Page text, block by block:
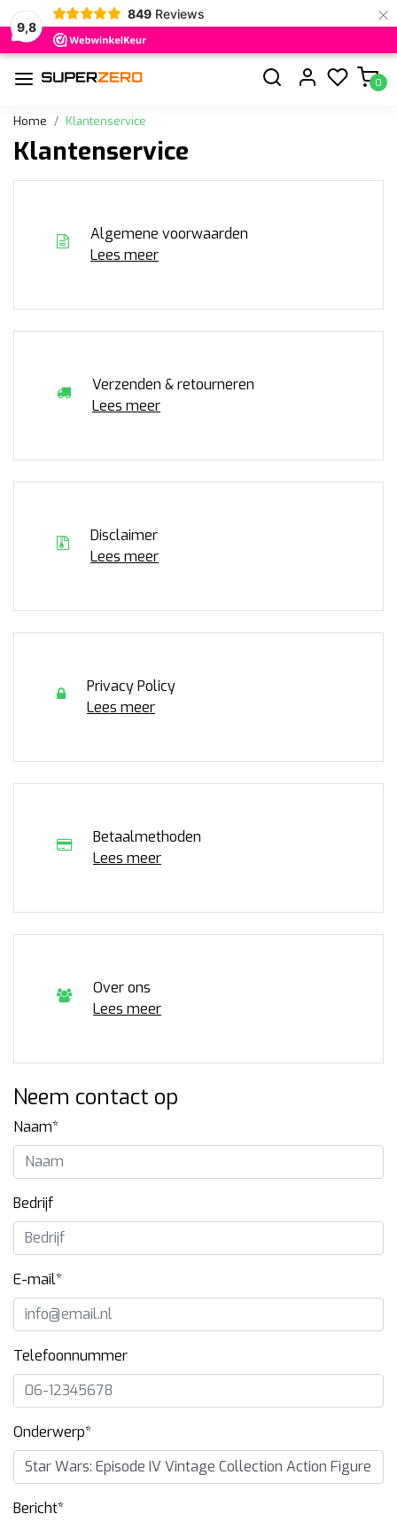
9,8
849 Reviews ×
0
Home Klantenservice
Klantenservice
Algemene voorwaarden
Lees meer
Verzenden & retourneren
Lees meer
Disclaimer
Lees meer
Privacy Policy
Lees meer
Betaalmethoden
Lees meer
Over ons
Lees meer
Neem contact op
Naam*
Bedrijf
E-mail*
Telefoonnummer
Onderwerp*
Bericht*